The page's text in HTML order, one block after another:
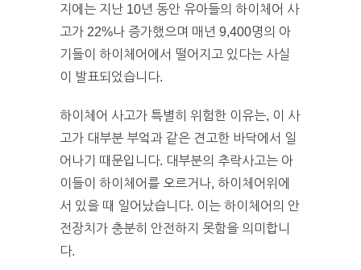
지에는 지난 10년 동안 유아들의 하이체어 사
고가 22%나 증가했으며 매년 9,400명의 아
기들이 하이체어에서 떨어지고 있다는 사실
이 발표되었습니다.
하이체어 사고가 특별히 위험한 이유는, 이 사
고가 대부분 부엌과 같은 견고한 바닥에서 일
어나기 때문입니다. 대부분의 추락사고는 아
이들이 하이체어를 오르거나, 하이체어위에
서 있을 때 일어났습니다. 이는 하이체어의 안
전장치가 충분히 안전하지 못함을 의미합니
다.